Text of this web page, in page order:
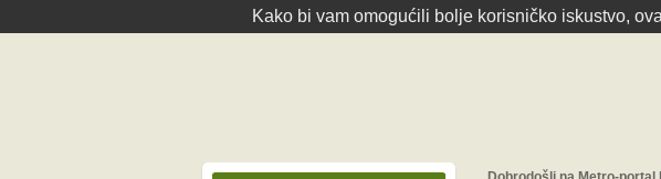
Kako bi vam omogućili bolje korisničko iskustvo,